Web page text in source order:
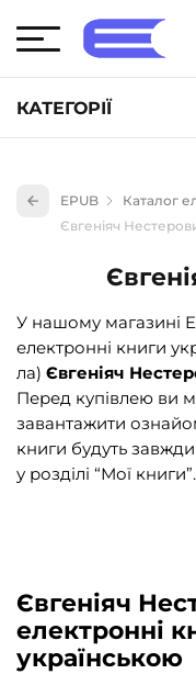
КАТЕГОРІЇ
Книги для дітей
Науково-популярна
Навчальна
Енциклопедії,
Подарункові
EPUB
Каталог
Євгеніяч
У нашому магазині
електронні книги
ла) Євгеніяч
Перед купівлею ви
завантажити
книги будуть
у розділі “Мої книги”.
Євгеніяч
електронні
українською